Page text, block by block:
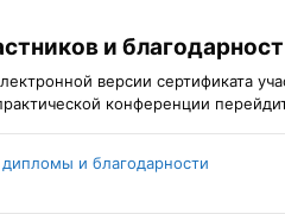
и
версии сертификата
конференции
и благодарности